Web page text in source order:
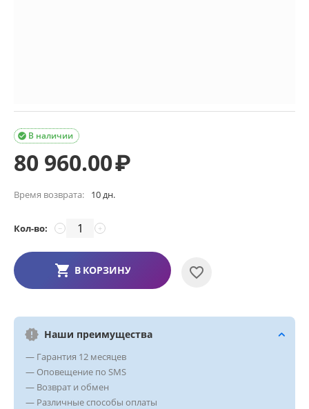
В наличии

80 960.00₽
Время возврата: 10 дн.
Кол-во: +
−
В КОРЗИНУ
Наши преимущества
— Гарантия 12 месяцев
— Оповещение по SMS
— Возврат и обмен
— Различные способы оплаты